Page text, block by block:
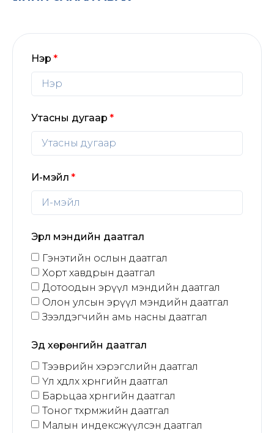
Нэр
Утасны дугаар
И-мэйл
Эрүүл мэндийн даатгал
Гэнэтийн ослын даатгал
Хорт хавдрын даатгал
Дотоодын эрүүл мэндийн даатгал
Олон улсын эрүүл мэндийн даатгал
Зээлдэгчийн амь насны даатгал
Эд хөрөнгийн даатгал
Тээврийн хэрэгслийн даатгал
Үл хөдлөх хөрөнгийн даатгал
Барьцаа хөрөнгийн даатгал
Тоног төхөөрөмжийн даатгал
Малын индексжүүлсэн даатгал